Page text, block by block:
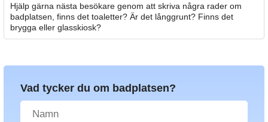
Hjälp gärna nästa besökare genom att skriva några rader om
badplatsen, finns det toaletter? Är det långgrunt? Finns det
brygga eller glasskiosk?
Vad tycker du om badplatsen?